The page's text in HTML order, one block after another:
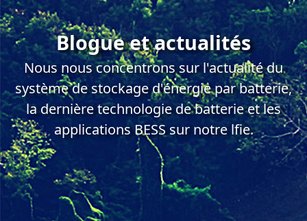
Blogue et actualités
Nous nous concentrons sur l'actualité du
système de stockage d'énergie par batterie,
la dernière technologie de batterie et les
applications BESS sur notre lfie.